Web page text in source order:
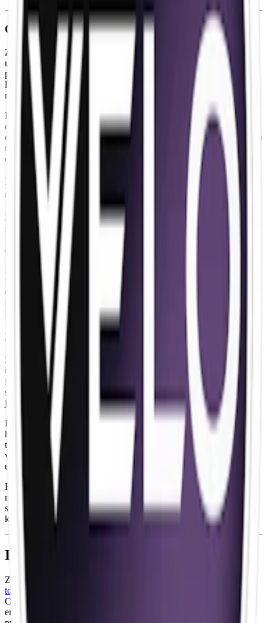
Om Zyn Violet Licorice Slim 2
Zyn Violet Licorice har smak av lakrits, viol och salmiak med salta
undertoner. Det tobaksfria viol-snuset innehåller 6,0 mg. nikotin per
prilla. Formatet på prillorna är slim vilket innebär att de är
långsmala, smalare än traditionell portion, med en torr yta för lägre
rinnighet.
Den klassiska svenska smaken viol kommer här i prillor som väger
cirka 0,7 g. styck. Nettovikten (vikten av de 21 prillorna i en full
dosa) är 14,3 g, varav 0,126 g. är nikotin. Zyn Violet Licorice har en
nikotinstyrka som motsvarar genomsnittet hos Zyn. Zyn finns i flera
olika smaker och styrkor här:
Zyn förnyar sortimentet – design, recept namn
uppdateras
2025 markerar en stor förändring för Zyn. Dosorna får ny design,
namn som Espressino blir Coffee, och vissa smaker får nya recept.
Förändringen startade under våren med peel-off-etikett på varje dosa
och genomförs nu fullt ut på Snuset.se
Zyn Violet Licorice Slim 2 byter i samband med detta design.
Nedan till vänster ser du den äldre designen och dosan, till höger
den nya. Under en övergångsperiod kan både äldre och ny design
förekomma. Även receptet uppdateras. Läs mer om
Licorices nya recept
nedan.
Zyn Violet Licorice – nytt recept
Zyn Violet Licorice Slim 2 har genomgått en omfattande
uppdatering – inte bara vad gäller dosdesign, utan även receptet har
förfinats för att ge en mjukare, mer balanserad smak. Beskan och
sältan har minskats, medan sötman har förstärkts, vilket ger en
jämnare smak från första prillan till sista.
Flera förändringar i innehållet speglar denna smakjustering. Sötman
har ökats, bland annat genom att sötningsmedel (E950) har
tillkommit. För att runda av smaken ytterligare har propylenglykol,
vinsyra (E334) och etanol lagts till – ingredienser som kan bidra till
en fylligare och mjukare profil.
Receptet innehåller nu även stabiliseringsmedel (E1201) samt
nikotinsalt som bidrar till en mjukare nikotinleverans. Den
surhetsreglerande sammansättningen har också justerats. Se den
kompletta innehållsförteckningen ovan.
Information om varumärket Zyn
Zyn, från Swedish Match, har sedan 2014 varit en banbrytare inom
tobaksfritt vitt snus
. Med smaker som Cool Mint, Citrus och Black
Cherry, samt styrkor från 1,5 mg till 11,2 mg nikotin per prilla,
erbjuder Zyn tobaksfria alternativ. 2024 lanserade
sin nya